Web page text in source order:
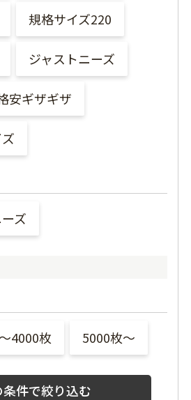
規格サイズ220
ジャストニーズ
安ギザギザ
ズ
〜4000枚 5000枚〜